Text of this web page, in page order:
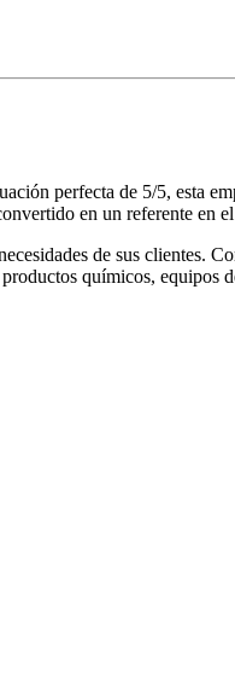
perfecta de 5/5, esta
en un referente en
de sus clientes.
químicos,